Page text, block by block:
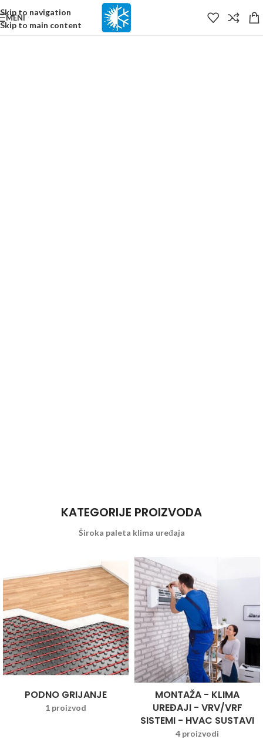
Skip to navigation
Skip to main content
MENI
KATEGORIJE PROIZVODA
Široka paleta klima uređaja
PODNO GRIJANJE
1 proizvod
MONTAŽA - KLIMA
UREĐAJI - VRV/VRF
SISTEMI - HVAC SUSTAVI
4 proizvodi